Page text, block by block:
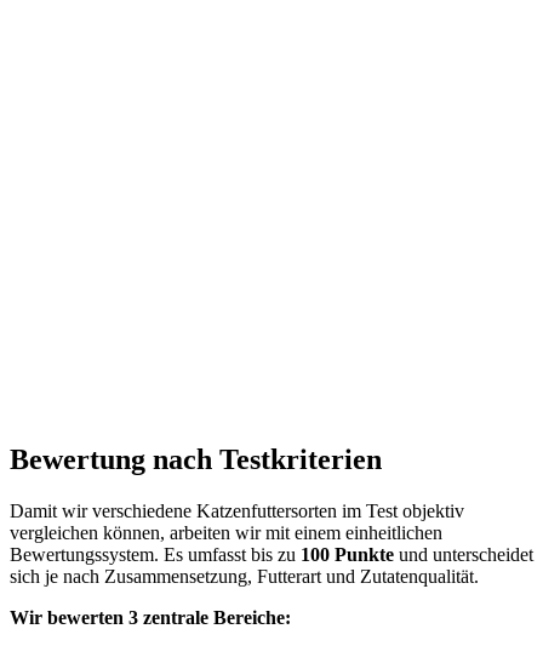
Bewertung nach Testkriterien
Damit wir verschiedene Katzenfuttersorten im Test objektiv
vergleichen können, arbeiten wir mit einem einheitlichen
Bewertungssystem. Es umfasst bis zu 100 Punkte und unterscheidet
sich je nach Zusammensetzung, Futterart und Zutatenqualität.
Wir bewerten 3 zentrale Bereiche: